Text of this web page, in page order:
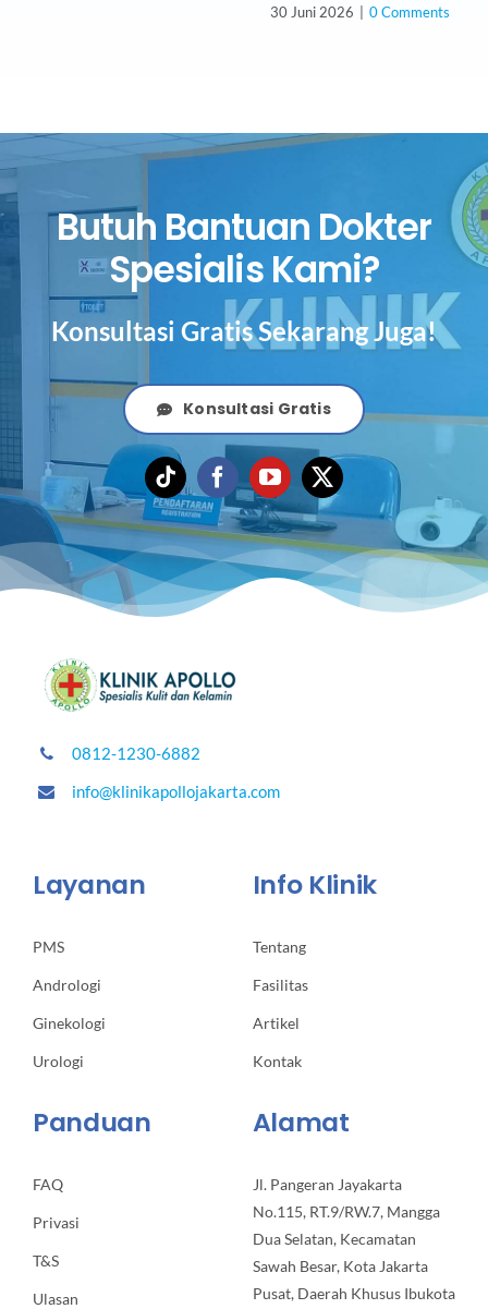
30 Juni 2026 0 Comments
Butuh Bantuan Dokter
Spesialis Kami?
Konsultasi Gratis Sekarang Juga!
Konsultasi Gratis
0812-1230-6882
info@klinikapollojakarta.com
Layanan
PMS
Andrologi
Ginekologi
Urologi
Info Klinik
Tentang
Fasilitas
Artikel
Kontak
Panduan
FAQ
Privasi
T&S
Ulasan
Alamat
Jl. Pangeran Jayakarta
No.115, RT.9/RW.7, Mangga
Dua Selatan, Kecamatan
Sawah Besar, Kota Jakarta
Pusat, Daerah Khusus Ibukota